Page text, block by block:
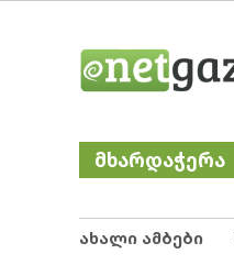
მხარდაჭერა
ახალი ამბები